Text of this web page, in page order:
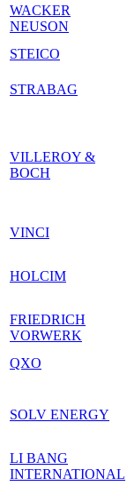
WACKER
NEUSON
STEICO
STRABAG
VILLEROY &
BOCH
VINCI
HOLCIM
FRIEDRICH
VORWERK
QXO
SOLV ENERGY
LI BANG
INTERNATIONAL